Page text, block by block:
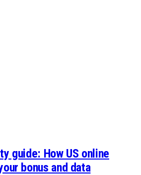
guide: How US online
bonus and data